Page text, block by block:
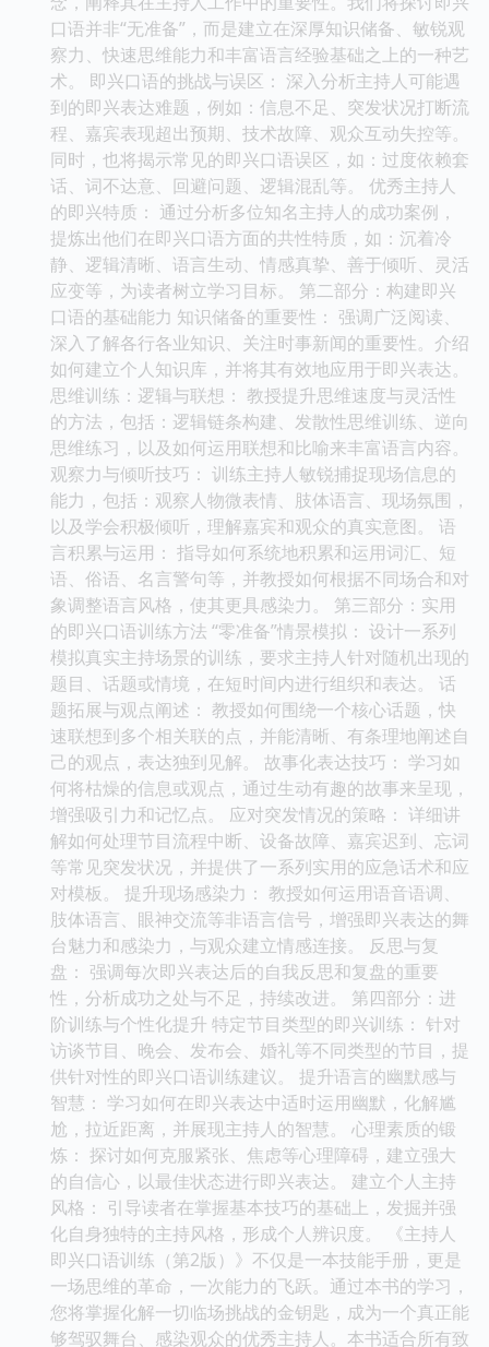
口语并非“无准备”，而是建立在深厚知识储备、敏锐观
察力、快速思维能力和丰富语言经验基础之上的一种艺
术。 即兴口语的挑战与误区： 深入分析主持人可能遇
到的即兴表达难题，例如：信息不足、突发状况打断流
程、嘉宾表现超出预期、技术故障、观众互动失控等。
同时，也将揭示常见的即兴口语误区，如：过度依赖套
话、词不达意、回避问题、逻辑混乱等。 优秀主持人
的即兴特质： 通过分析多位知名主持人的成功案例，
提炼出他们在即兴口语方面的共性特质，如：沉着冷
静、逻辑清晰、语言生动、情感真挚、善于倾听、灵活
应变等，为读者树立学习目标。 第二部分：构建即兴
口语的基础能力 知识储备的重要性： 强调广泛阅读、
深入了解各行各业知识、关注时事新闻的重要性。介绍
如何建立个人知识库，并将其有效地应用于即兴表达。
思维训练：逻辑与联想： 教授提升思维速度与灵活性
的方法，包括：逻辑链条构建、发散性思维训练、逆向
思维练习，以及如何运用联想和比喻来丰富语言内容。
观察力与倾听技巧： 训练主持人敏锐捕捉现场信息的
能力，包括：观察人物微表情、肢体语言、现场氛围，
以及学会积极倾听，理解嘉宾和观众的真实意图。 语
言积累与运用： 指导如何系统地积累和运用词汇、短
语、俗语、名言警句等，并教授如何根据不同场合和对
象调整语言风格，使其更具感染力。 第三部分：实用
的即兴口语训练方法 “零准备”情景模拟： 设计一系列
模拟真实主持场景的训练，要求主持人针对随机出现的
题目、话题或情境，在短时间内进行组织和表达。 话
题拓展与观点阐述： 教授如何围绕一个核心话题，快
速联想到多个相关联的点，并能清晰、有条理地阐述自
己的观点，表达独到见解。 故事化表达技巧： 学习如
何将枯燥的信息或观点，通过生动有趣的故事来呈现，
增强吸引力和记忆点。 应对突发情况的策略： 详细讲
解如何处理节目流程中断、设备故障、嘉宾迟到、忘词
等常见突发状况，并提供了一系列实用的应急话术和应
对模板。 提升现场感染力： 教授如何运用语音语调、
肢体语言、眼神交流等非语言信号，增强即兴表达的舞
台魅力和感染力，与观众建立情感连接。 反思与复
盘： 强调每次即兴表达后的自我反思和复盘的重要
性，分析成功之处与不足，持续改进。 第四部分：进
阶训练与个性化提升 特定节目类型的即兴训练： 针对
访谈节目、晚会、发布会、婚礼等不同类型的节目，提
供针对性的即兴口语训练建议。 提升语言的幽默感与
智慧： 学习如何在即兴表达中适时运用幽默，化解尴
尬，拉近距离，并展现主持人的智慧。 心理素质的锻
炼： 探讨如何克服紧张、焦虑等心理障碍，建立强大
的自信心，以最佳状态进行即兴表达。 建立个人主持
风格： 引导读者在掌握基本技巧的基础上，发掘并强
化自身独特的主持风格，形成个人辨识度。 《主持人
即兴口语训练（第2版）》不仅是一本技能手册，更是
一场思维的革命，一次能力的飞跃。通过本书的学习，
您将掌握化解一切临场挑战的金钥匙，成为一个真正能
够驾驭舞台、感染观众的优秀主持人。本书适合所有致